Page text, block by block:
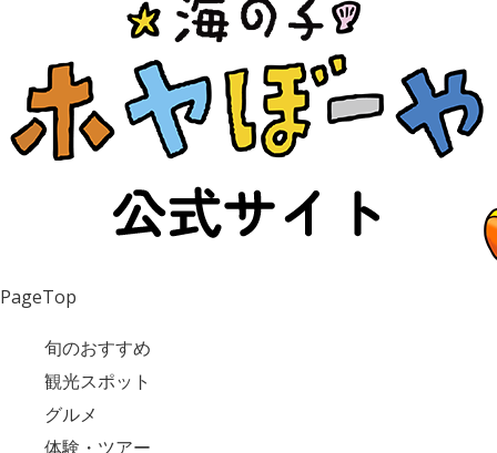
PageTop
旬のおすすめ
観光スポット
グルメ
体験・ツアー